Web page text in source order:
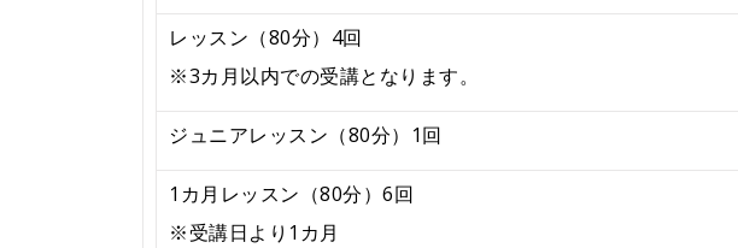
レッスン（80分）4回
※3カ月以内での受講となります。
ジュニアレッスン（80分）1回
1カ月レッスン（80分）6回
※受講日より1カ月